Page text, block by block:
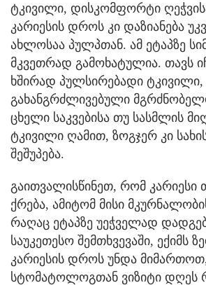
ტკივილი, დისკომფორტი
კარიესის დროს კი დაზიანება
ახლოსაა პულპთან. ამ ეტაპზე
მკვეთრად გამოხატულია. თავს
ხშირად პულსირებადი ტკივილი,
გახანგრძლივებული
ცხელი საკვებისა თუ სასმლის
ტკივილი ღამით, ზოგჯერ კი
შეშუპება.
გაითვალისწინეთ, რომ კარიესი
ქრება, ამიტომ მისი
რაღაც ეტაპზე უეჭველად
საუკეთესო შემთხვევაში, ექიმს
კარიესის დროს უნდა
სტომატოლოგთან ვიზიტი